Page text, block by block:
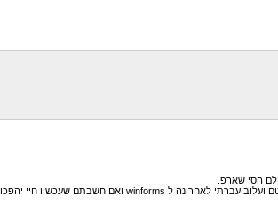
הסי שארפ.
התחלתי עם console ובגלל שזה כל כך מטומטם ועלוב עברתי לאחרונה ל winforms ואם חשבתם שעכשיו חיי יהפכו